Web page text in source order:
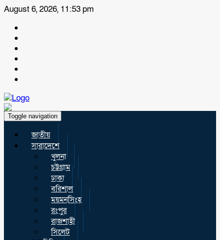
August 6, 2026, 11:53 pm
Toggle navigation
জাতীয়
সারাদেশে
খুলনা
চট্টগ্রাম
ঢাকা
বরিশাল
ময়মনসিংহ
রংপুর
রাজশাহী
সিলেট